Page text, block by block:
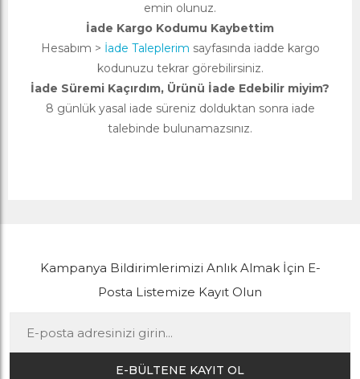
emin olunuz.
İade Kargo Kodumu Kaybettim
Hesabım > İade Taleplerim sayfasında iadde kargo
kodunuzu tekrar görebilirsiniz.
İade Süremi Kaçırdım, Ürünü İade Edebilir miyim?
8 günlük yasal iade süreniz dolduktan sonra iade
talebinde bulunamazsınız.
Kampanya Bildirimlerimizi Anlık Almak İçin E-
Posta Listemize Kayıt Olun
E-BÜLTENE KAYIT OL